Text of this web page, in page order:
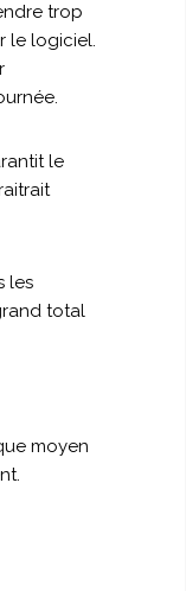
trop
le logiciel.
le
les
total
moyen